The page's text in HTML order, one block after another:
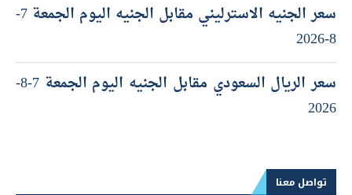
سعر الجنيه الاسترليني مقابل الجنيه اليوم الجمعة 7-
8-2026
سعر الريال السعودي مقابل الجنيه اليوم الجمعة 7-8-
2026
تواصل معنا